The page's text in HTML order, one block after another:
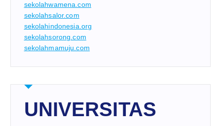
sekolahwamena.com
sekolahsalor.com
sekolahindonesia.org
sekolahsorong.com
sekolahmamuju.com
UNIVERSITAS